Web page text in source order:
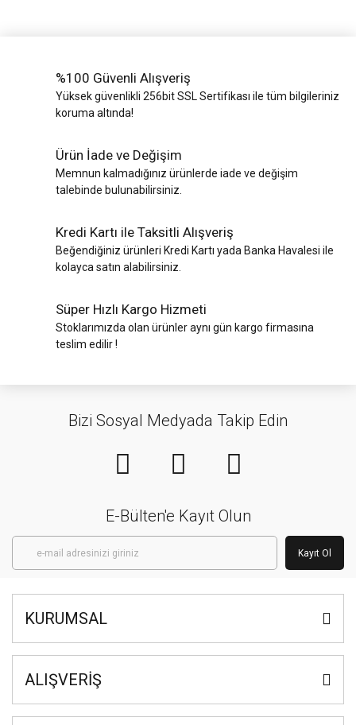
%100 Güvenli Alışveriş
Yüksek güvenlikli 256bit SSL Sertifikası ile tüm bilgileriniz
koruma altında!
Ürün İade ve Değişim
Memnun kalmadığınız ürünlerde iade ve değişim
talebinde bulunabilirsiniz.
Kredi Kartı ile Taksitli Alışveriş
Beğendiğiniz ürünleri Kredi Kartı yada Banka Havalesi ile
kolayca satın alabilirsiniz.
Süper Hızlı Kargo Hizmeti
Stoklarımızda olan ürünler aynı gün kargo firmasına
teslim edilir !
Bizi Sosyal Medyada Takip Edin
E-Bülten'e Kayıt Olun
Kayıt Ol
KURUMSAL
ALIŞVERİŞ